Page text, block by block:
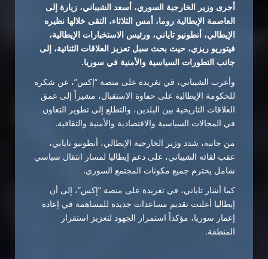
أجرى وزير الخارجية السوري، أسعد الشيباني، زيارة إلى
العاصمة الإيطالية روما، أمس الثلاثاء، التقى خلالها نظيره
الإيطالي، أنطونيو تاياني، ورئيس الاستخبارات الإيطالية،
فيتوريو ريزي، حيث بحث سبل تعزيز العلاقات الثنائية، إلى
جانب التطورات السياسية والأمنية في سوريا.
وأعرب الشيباني، في تغريدة على منصة “إكس”، عن شكره
للحكومة الإيطالية على حفاوة الاستقبال، مشيراً إلى عمق
العلاقات التاريخية بين البلدين، والتطلع إلى تطوير التعاون
في المجالات السياسية والاقتصادية والأمنية والثقافية.
من جانبه، شدد وزير الخارجية الإيطالي، أنطونيو تاياني،
عقب لقائه الشيباني، على دعم إيطاليا لمسار انتقال سياسي
شامل يحترم جميع مكونات المجتمع السوري.
كما أشار تاياني، في تغريدة على منصة “إكس”، إلى أن
إيطاليا أعلنت تقديم مساعدات جديدة للمساهمة في إعادة
إعمار سوريا، مؤكداً استمرار الجهود لتعزيز استقرار
المنطقة.